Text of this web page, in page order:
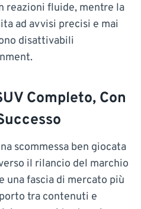
reazioni fluide, mentre la
ad avvisi precisi e mai
disattivabili
Completo, Con
scommessa ben giocata
il rilancio del marchio
una fascia di mercato più
tra contenuti e